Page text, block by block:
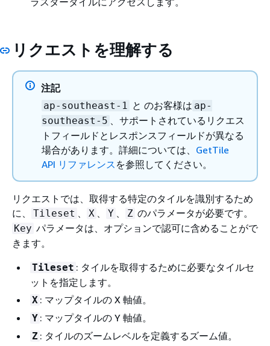
リクエストを理解する
注記
ap-southeast-1 と のお客様は ap-
southeast-5 、サポートされているリクエス
トフィールドとレスポンスフィールドが異なる
場合があります。詳細については、 GetTile
API リファレンス を参照してください。
リクエストでは、取得する特定のタイルを識別するため
に、
Tileset 、 X 、 Y 、 Z のパラメータが必要です。
Key パラメータは、オプションで認可に含めることがで
きます。
Tileset : タイルを取得するために必要なタイルセ
ットを指定します。
X : マップタイルの X 軸値。
Y : マップタイルの Y 軸値。
Z : タイルのズームレベルを定義するズーム値。